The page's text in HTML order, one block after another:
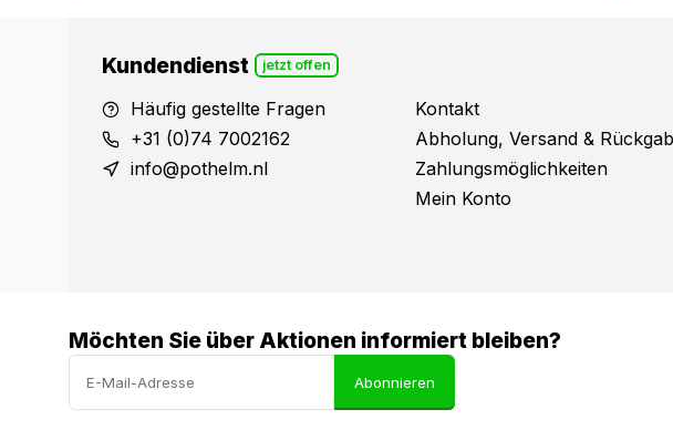
Kundendienst jetzt offen
Häufig gestellte Fragen
+31 (0)74 7002162
info@pothelm.nl
Kontakt
Abholung, Versand &
Zahlungsmöglichkeiten
Mein Konto
Möchten Sie über Aktionen informiert bleiben?
Abonnieren